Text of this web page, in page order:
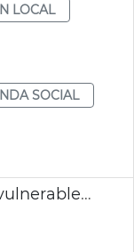
LOCAL
SOCIAL
Ayudas vivienda colectivos vulnerables València